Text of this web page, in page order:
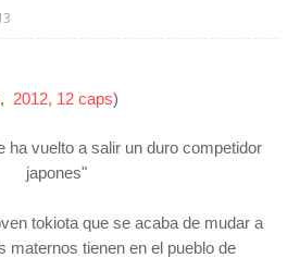
, 2012, 12 caps)
ha vuelto a salir un duro competidor
japones"
tokiota que se acaba de mudar a
maternos tienen en el pueblo de